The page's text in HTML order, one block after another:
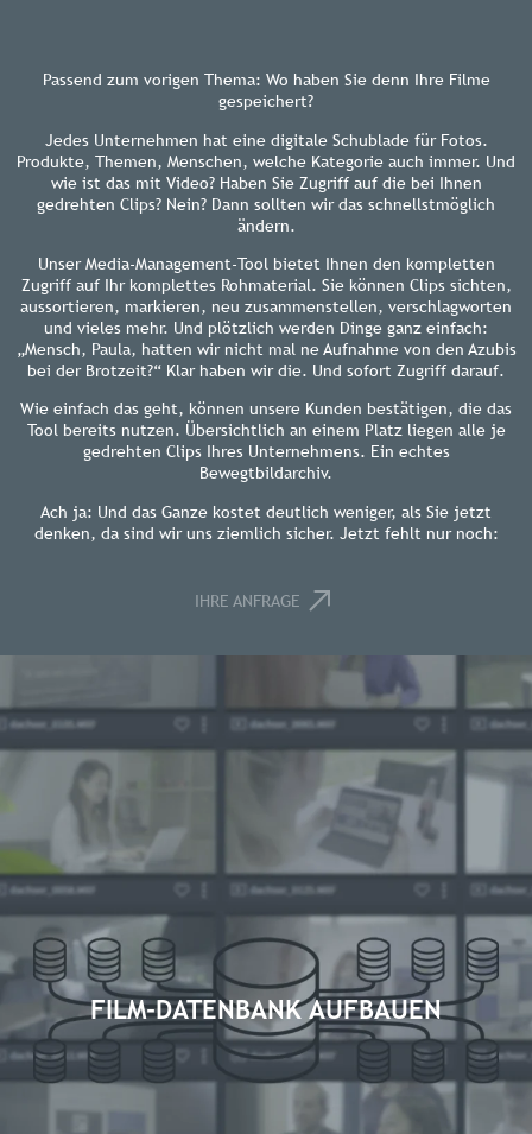
Passend zum vorigen Thema: Wo haben Sie denn Ihre Filme
gespeichert?
Jedes Unternehmen hat eine digitale Schublade für Fotos.
Produkte, Themen, Menschen, welche Kategorie auch immer. Und
wie ist das mit Video? Haben Sie Zugriff auf die bei Ihnen
gedrehten Clips? Nein? Dann sollten wir das schnellstmöglich
ändern.
Unser Media-Management-Tool bietet Ihnen den kompletten
Zugriff auf Ihr komplettes Rohmaterial. Sie können Clips sichten,
aussortieren, markieren, neu zusammenstellen, verschlagworten
und vieles mehr. Und plötzlich werden Dinge ganz einfach:
„Mensch, Paula, hatten wir nicht mal ne Aufnahme von den Azubis
bei der Brotzeit?“ Klar haben wir die. Und sofort Zugriff darauf.
Wie einfach das geht, können unsere Kunden bestätigen, die das
Tool bereits nutzen. Übersichtlich an einem Platz liegen alle je
gedrehten Clips Ihres Unternehmens. Ein echtes
Bewegtbildarchiv.
Ach ja: Und das Ganze kostet deutlich weniger, als Sie jetzt
denken, da sind wir uns ziemlich sicher. Jetzt fehlt nur noch:
IHRE ANFRAGE
FILM-DATENBANK AUFBAUEN